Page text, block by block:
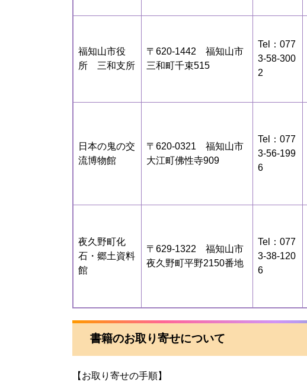
福知山市役
所 三和支所
〒620-1442 福知山市
三和町千束515
Tel：077
3-58-300
2
日本の鬼の交
流博物館
〒620-0321 福知山市
大江町佛性寺909
Tel：077
3-56-199
6
夜久野町化
石・郷土資料
館
〒629-1322 福知山市
夜久野町平野2150番地
Tel：077
3-38-120
6
書籍のお取り寄せについて
【お取り寄せの手順】